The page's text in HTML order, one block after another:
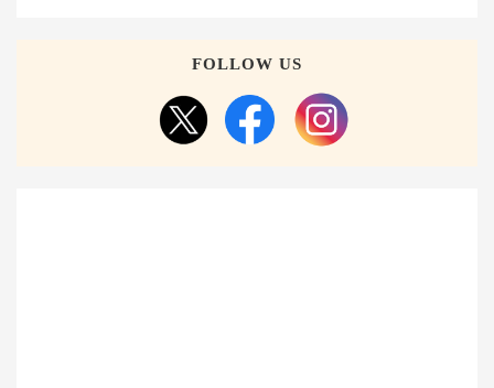
FOLLOW US